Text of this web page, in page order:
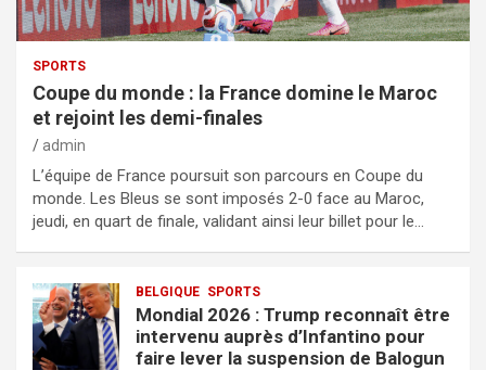
SPORTS
Coupe du monde : la France domine le Maroc
et rejoint les demi-finales
admin
L’équipe de France poursuit son parcours en Coupe du
monde. Les Bleus se sont imposés 2-0 face au Maroc,
jeudi, en quart de finale, validant ainsi leur billet pour le…
BELGIQUE SPORTS
Mondial 2026 : Trump reconnaît être
intervenu auprès d’Infantino pour
faire lever la suspension de Balogun